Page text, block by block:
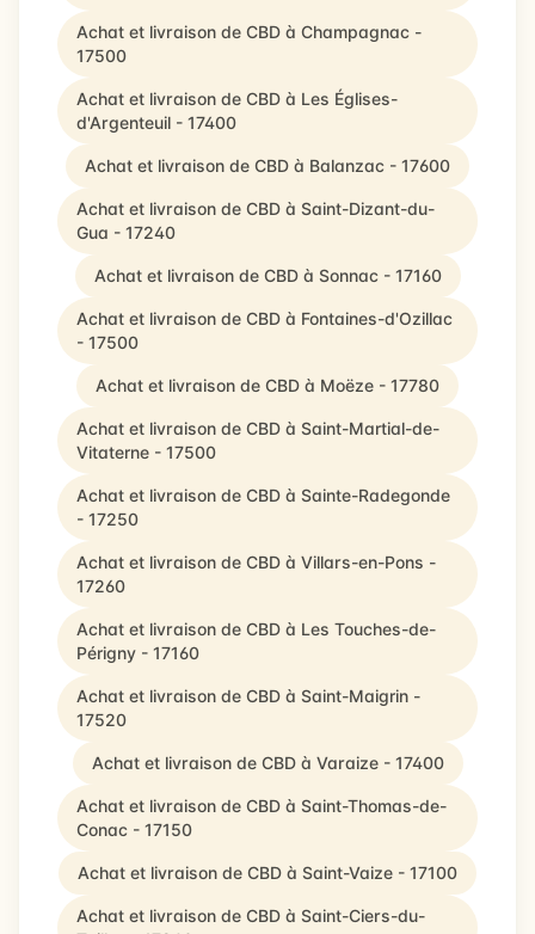
Achat et livraison de CBD à Champagnac -
17500
Achat et livraison de CBD à Les Églises-
d'Argenteuil - 17400
Achat et livraison de CBD à Balanzac - 17600
Achat et livraison de CBD à Saint-Dizant-du-
Gua - 17240
Achat et livraison de CBD à Sonnac - 17160
Achat et livraison de CBD à Fontaines-d'Ozillac
- 17500
Achat et livraison de CBD à Moëze - 17780
Achat et livraison de CBD à Saint-Martial-de-
Vitaterne - 17500
Achat et livraison de CBD à Sainte-Radegonde
- 17250
Achat et livraison de CBD à Villars-en-Pons -
17260
Achat et livraison de CBD à Les Touches-de-
Périgny - 17160
Achat et livraison de CBD à Saint-Maigrin -
17520
Achat et livraison de CBD à Varaize - 17400
Achat et livraison de CBD à Saint-Thomas-de-
Conac - 17150
Achat et livraison de CBD à Saint-Vaize - 17100
Achat et livraison de CBD à Saint-Ciers-du-